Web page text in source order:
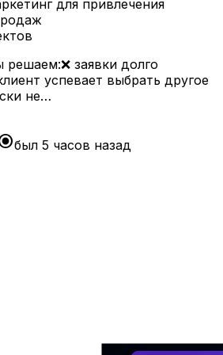
для привлечения
заявки долго
успевает выбрать другое
не…
был 5 часов назад